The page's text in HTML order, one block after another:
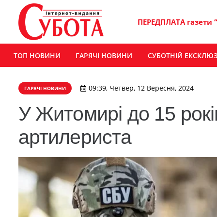
ПЕРЕДПЛАТА газети
ТОП НОВИНИ ГАРЯЧІ НОВИНИ СУБОТНІЙ
ГАРЯЧІ НОВИНИ 09:39, Четвер, 12 Вересня, 2024
У Житомирі до 15
артилериста